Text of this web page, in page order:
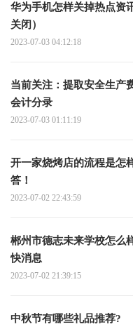
华为手机怎样关掉热点资
关闭）
2023-07-03 04:12:18
当前关注：提取安全生产
会计分录
2023-07-03 01:11:19
开一家烧烤店的流程是怎
答！
2023-07-02 22:43:59
郴州市德志未来学校怎么
快消息
2023-07-02 21:39:15
中秋节有哪些礼品推荐?